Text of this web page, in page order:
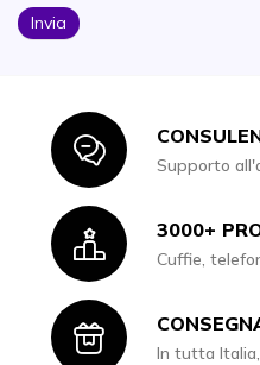
Invia
IconSupporto
Icon3000+
Cuffie,
IconIn tutta